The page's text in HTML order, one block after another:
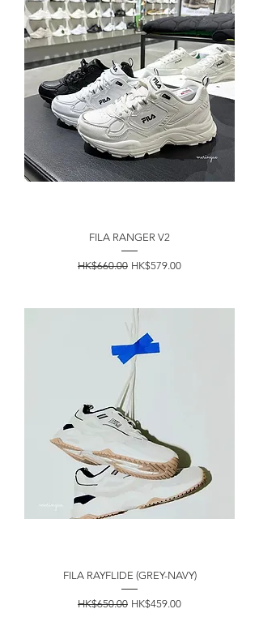
FILA RANGER V2
一般價格
HK$660.00 促銷價格
HK$579.00
FILA RAYFLIDE (GREY-NAVY)
一般價格
HK$650.00 促銷價格
HK$459.00